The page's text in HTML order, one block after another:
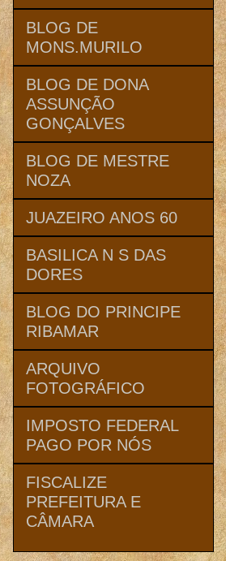
BLOG DE
MONS.MURILO
BLOG DE DONA
ASSUNÇÃO
GONÇALVES
BLOG DE MESTRE
NOZA
JUAZEIRO ANOS 60
BASILICA N S DAS
DORES
BLOG DO PRINCIPE
RIBAMAR
ARQUIVO
FOTOGRÁFICO
IMPOSTO FEDERAL
PAGO POR NÓS
FISCALIZE
PREFEITURA E
CÂMARA